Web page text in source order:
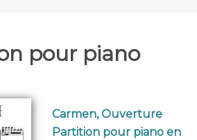
pour piano
Carmen, Ouverture
Partition pour piano en